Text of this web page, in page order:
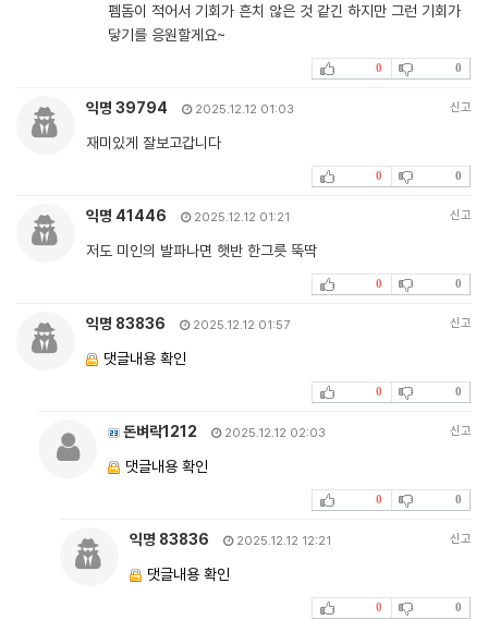
펨돔이 적어서 기회가 흔치 않은 것 같긴 하지만 그런 기회가
닿기를 응원할게요~
0 0
익명 39794 2025.12.12 01:03 신고
재미있게 잘보고갑니다
0 0
익명 41446 2025.12.12 01:21 신고
저도 미인의 발파나면 햇반 한그릇 뚝딱
0 0
익명 83836 2025.12.12 01:57 신고
댓글내용 확인
0 0
돈벼락1212 2025.12.12 02:03 신고
댓글내용 확인
0 0
익명 83836 2025.12.12 12:21 신고
댓글내용 확인
0 0